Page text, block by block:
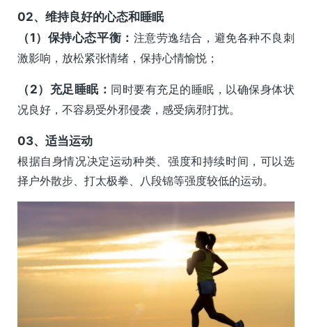
02、 维持良好的心态和睡眠
（1）保持心态平衡： 注意劳逸结合，避免各种不良刺
激影响，放松紧张情绪，保持心情愉悦；
（2）充足睡眠： 同时要有充足的睡眠，以确保身体状
况良好，不容易受外邪侵袭，感受病邪打扰。
03、 适当运动
根据自身情况决定运动种类、强度和持续时间，可以选
择户外散步、打太极拳、八段锦等强度较低的运动。